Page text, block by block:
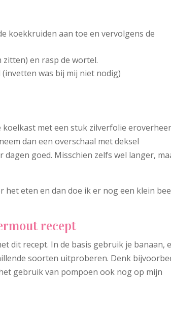
koekkruiden aan toe en vervolgens de
zitten) en rasp de wortel.
was bij mij niet nodig)
met een stuk zilverfolie
dan een overschaal met deksel
goed. Misschien zelfs wel langer,
het eten en dan doe ik er nog een klein
recept
dit recept. In de basis gebruik je banaan,
soorten uitproberen. Denk
gebruik van pompoen ook nog op mijn